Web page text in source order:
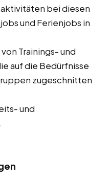
bei diesen
und Ferienjobs in
Trainings- und
auf die Bedürfnisse
zugeschnitten
und